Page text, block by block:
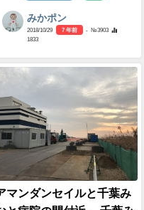
みかポン
2018/10/29 7 年前
- №3903
1833
マンダンセイルと千葉み